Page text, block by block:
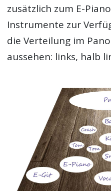
zusätzlich zum E-
Instrumente zur
die Verteilung im
aussehen: links, halb